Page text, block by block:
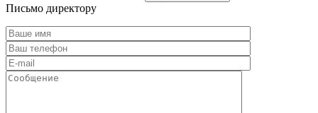
Письмо директору